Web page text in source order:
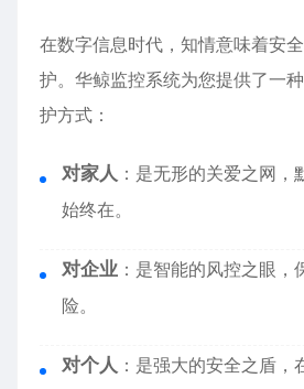
在数字信息时代，知情意味着安
护。华鲸监控系统为您提供了一
护方式：
对家人 ：是无形的关爱之网
始终在。
对企业 ：是智能的风控之眼
险。
对个人 ：是强大的安全之盾